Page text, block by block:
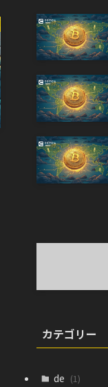
カテゴリー
de (1)